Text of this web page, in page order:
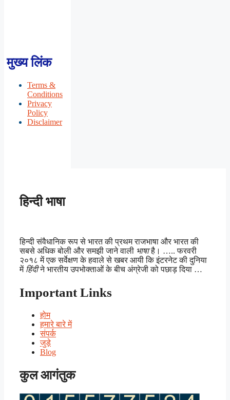
मुख्य लिंक
Terms &
Conditions
Privacy
Policy
Disclaimer
हिन्दी भाषा
हिन्दी संवैधानिक रूप से भारत की प्रथम राजभाषा और भारत की
सबसे अधिक बोली और समझी जाने वाली भाषाहै। ….. फरवरी
२०१८ में एक सर्वेक्षण के हवाले से खबर आयी कि इंटरनेट की दुनिया
में हिंदीने भारतीय उपभोक्ताओं के बीच अंग्रेजी को पछाड़ दिया …
Important Links
होम
हमारे बारे में
संपर्क
जुड़े
Blog
कुल आगंतुक